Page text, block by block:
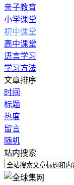
亲子教育
小学课堂
初中课堂
高中课堂
语言学习
学习方法
文章排序
时间
标题
热度
留言
随机
站内搜索